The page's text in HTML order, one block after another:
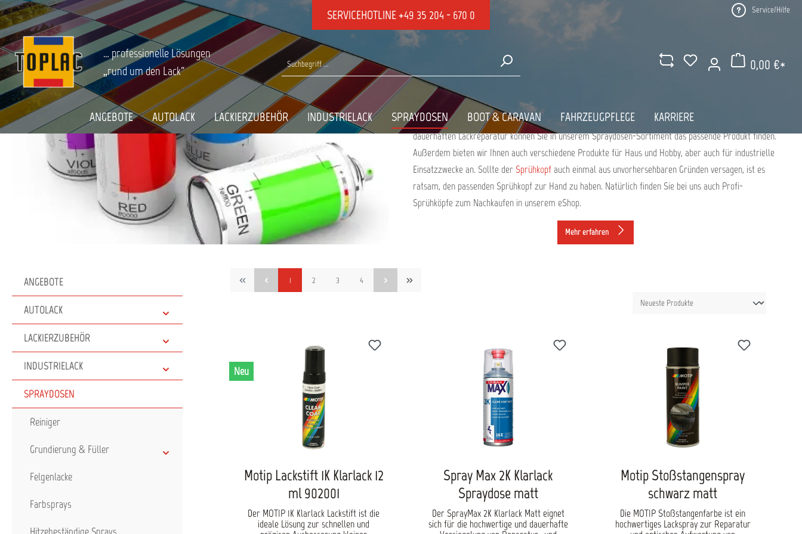
Zur Hauptnavigation springen SERVICEHOTLINE+49 35 204 - 670 0 Service/Hilfe
… professionelle Lösungen
„rund um den Lack“
0,00 €*
Warenkorb enthält 0
ANGEBOTE AUTOLACK LACKIERZUBEHÖR INDUSTRIELACK SPRAYDOSEN BOOT & CARAVAN FAHRZEUGPFLEGE KARRIERE
Startseite SPRAYDOSEN
SPRAYDOSEN BEI TOPLAC KAUFEN
Bei uns finden Sie diverse Lackmaterialien und Reiniger der Marken Dupli
Color, Presto und ColorMatic als praktisches Spray. Für jeden Schritt einer professionellen und
dauerhaften Lackreparatur können Sie in unserem Spraydosen-Sortiment das passende Produkt finden.
Außerdem bieten wir Ihnen auch verschiedene Produkte für Haus und Hobby, aber auch für industrielle
Einsatzzwecke an. Sollte der Sprühkopf auch einmal aus unvorhersehbaren Gründen versagen, ist es
ratsam, den passenden Sprühkopf zur Hand zu haben. Natürlich finden Sie bei uns auch Profi-
Sprühköpfe zum Nachkaufen in unserem eShop.
Mehr erfahren
ANGEBOTE
AUTOLACK
LACKIERZUBEHÖR
INDUSTRIELACK
SPRAYDOSEN
Reiniger
Grundierung & Füller
Felgenlacke
Farbsprays
1 2 3 4
Neu
Motip Lackstift 1K Klarlack 12
ml 902001
Der MOTIP 1K Klarlack Lackstift ist die
ideale Lösung zur schnellen und
Spray Max 2K Klarlack
Spraydose matt
Der SprayMax 2K Klarlack Matt eignet
sich für die hochwertige und dauerhafte
Motip Stoßstangenspray
schwarz matt
Die MOTIP Stoßstangenfarbe ist ein
hochwertiges Lackspray zur Reparatur